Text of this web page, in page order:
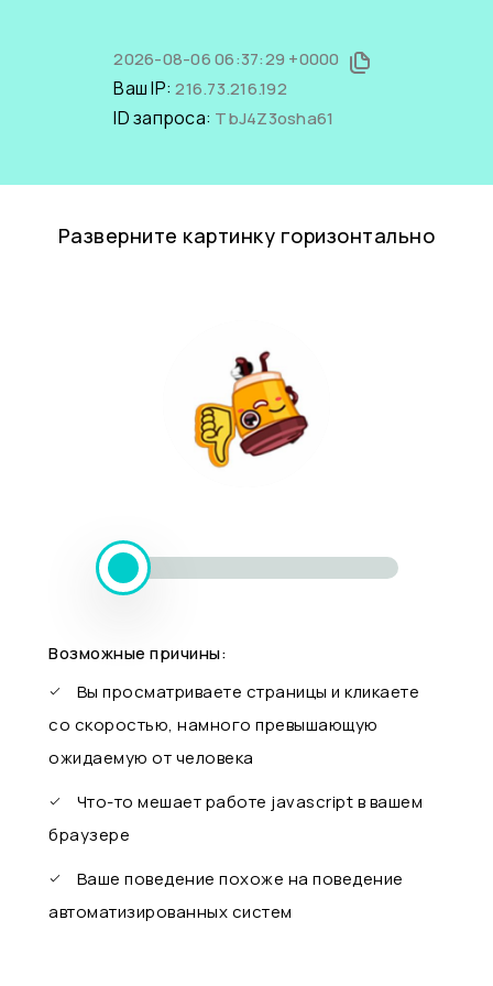
2026-08-06 06:37:29 +0000
Ваш IP:216.73.216.192
ID запроса: TbJ4Z3osha61
Разверните картинку горизонтально
Возможные причины:
Вы просматриваете страницы и кликаете
со скоростью, намного превышающую
ожидаемую от человека
Что-то мешает работе javascript в вашем
браузере
Ваше поведение похоже на поведение
автоматизированных систем